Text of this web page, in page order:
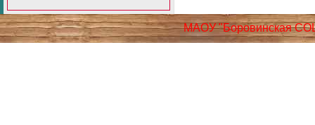
МАОУ "Боровинская